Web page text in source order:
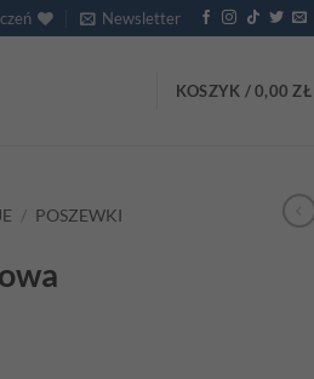
Newsletter
KOSZYK /0,00 ZŁ
/ POSZEWKI